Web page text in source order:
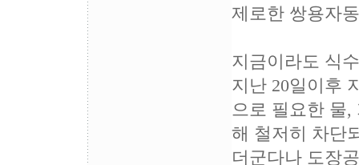
제로한 쌍용자
지금이라도 식
지난 20일이후
으로 필요한 물,
해 철저히 차단
더군다나 도장